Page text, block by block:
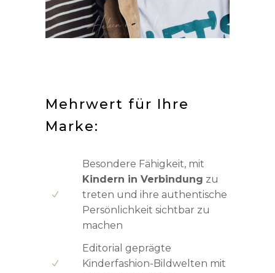
Mehrwert für Ihre
Marke:
Besondere Fähigkeit, mit
Kindern in Verbindung zu
treten und ihre authentische
Persönlichkeit sichtbar zu
machen
Editorial geprägte
Kinderfashion-Bildwelten mit